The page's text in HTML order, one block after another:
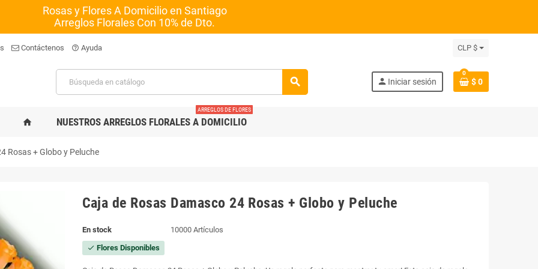
Rosas y Flores A Domicilio en Santiago
Arreglos Florales Con 10% de Dto.
Contáctenos help_outline Ayuda CLP $
search person Iniciar sesión
0
$ 0
home NUESTROS ARREGLOS FLORALES A DOMICILIO
ARREGLOS DE FLORES
Rosas + Globo y Peluche
Caja de Rosas Damasco 24 Rosas + Globo y Peluche
En stock 10000 Artículos
check Flores Disponibles